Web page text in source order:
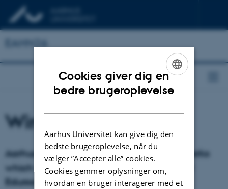
EAHN26
Wireless Network
Aarhus University has three wireless networks
which can be used all over AU. Guides for
Eduroam, AU-Guest and AU-Gadget are
ENGLISH
Cookies giver dig en
bedre brugeroplevelse
Aarhus Universitet kan give dig den
bedste brugeroplevelse, når du
vælger ”Accepter alle” cookies.
Cookies gemmer oplysninger om,
hvordan en bruger interagerer med et